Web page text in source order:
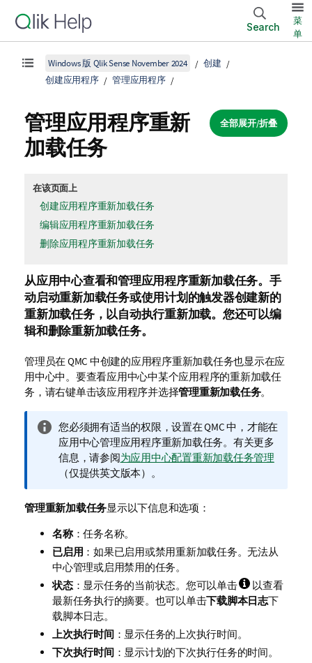
Search
菜
单
Windows 版 Qlik Sense November 2024
创建
创建应用程序
管理应用程序
全部展开/折叠
管理应用程序重新
加载任务
在该页面上
创建应用程序重新加载任务
编辑应用程序重新加载任务
删除应用程序重新加载任务
从应用中心查看和管理应用程序重新加载任务。 手
动启动重新加载任务或使用计划的触发器创建新的
重新加载任务，以自动执行重新加载。您还可以编
辑和删除重新加载任务。
管理员在 QMC 中创建的应用程序重新加载任务也显示在应
用中心中。要查看应用中心中某个应用程序的重新加载任
务，请右键单击该应用程序并选择管理重新加载任务。
信
息
注
释
您必须拥有适当的权限，设置在QMC中，才能在
应用中心管理应用程序重新加载任务。有关更多
信息，请参阅为应用中心配置重新加载任务管理
（仅提供英文版本） 。
管理重新加载任务显示以下信息和选项：
名称：任务名称。
已启用 ：如果已启用或禁用重新加载任务。无法从
中心管理或启用禁用的任务。
状态：显示任务的当前状态。您可以单击
以查看
最新任务执行的摘要。也可以单击下载脚本日志下
载脚本日志。
上次执行时间：显示任务的上次执行时间。
下次执行时间：显示计划的下次执行任务的时间。